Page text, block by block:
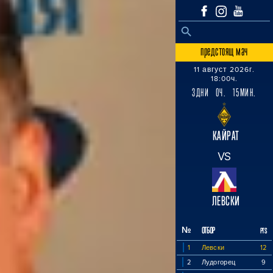
Search
SEARCH BUTTON
предстоящ мач
11 август 2026г.
18:00ч.
3ДНИ 0Ч. 15МИН.
КАЙРАТ
VS
ЛЕВСКИ
№ ОТБОР PTS
1 Левски
12
2
Лудогорец
9